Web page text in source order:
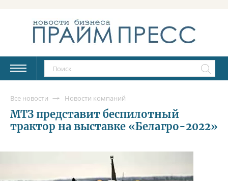
Все новости Новости компаний
МТЗ представит беспилотный
трактор на выставке «Белагро-2022»